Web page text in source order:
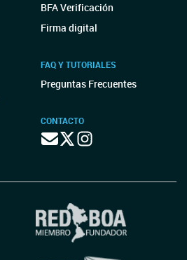
BFA Verificación
Firma digital
FAQ Y TUTORIALES
Preguntas Frecuentes
CONTACTO